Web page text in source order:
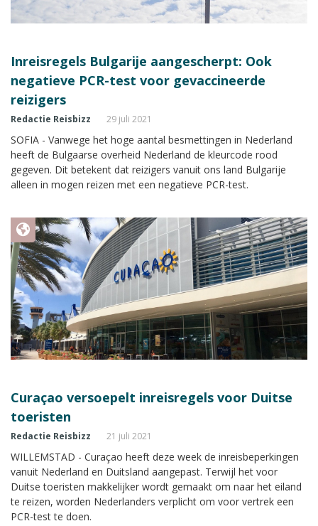
Inreisregels Bulgarije aangescherpt: Ook
negatieve PCR-test voor gevaccineerde
reizigers
Redactie Reisbizz 29 juli 2021
SOFIA - Vanwege het hoge aantal besmettingen in Nederland
heeft de Bulgaarse overheid Nederland de kleurcode rood
gegeven. Dit betekent dat reizigers vanuit ons land Bulgarije
alleen in mogen reizen met een negatieve PCR-test.
Curaçao versoepelt inreisregels voor Duitse
toeristen
Redactie Reisbizz 21 juli 2021
WILLEMSTAD - Curaçao heeft deze week de inreisbeperkingen
vanuit Nederland en Duitsland aangepast. Terwijl het voor
Duitse toeristen makkelijker wordt gemaakt om naar het eiland
te reizen, worden Nederlanders verplicht om voor vertrek een
PCR-test te doen.